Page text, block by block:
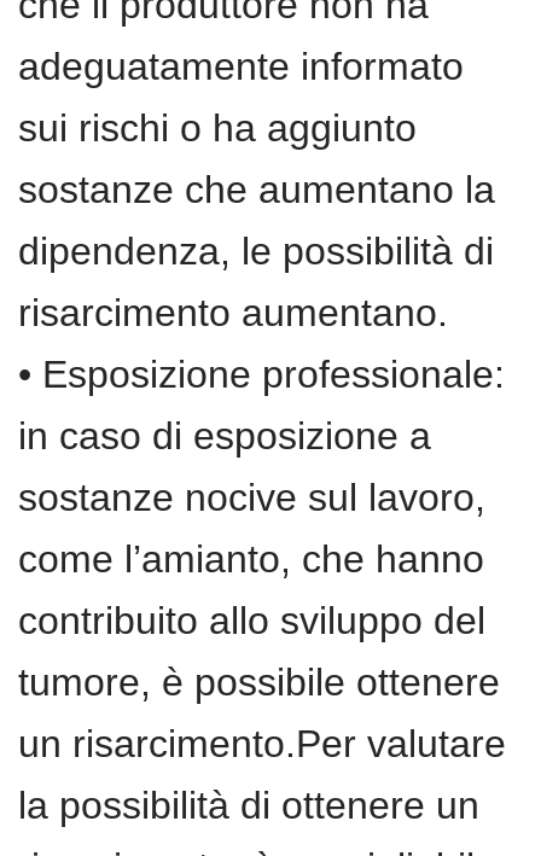
adeguatamente informato
sui rischi o ha aggiunto
sostanze che aumentano la
dipendenza, le possibilità di
risarcimento aumentano.
• Esposizione professionale:
in caso di esposizione a
sostanze nocive sul lavoro,
come l’amianto, che hanno
contribuito allo sviluppo del
tumore, è possibile ottenere
un risarcimento.Per valutare
la possibilità di ottenere un